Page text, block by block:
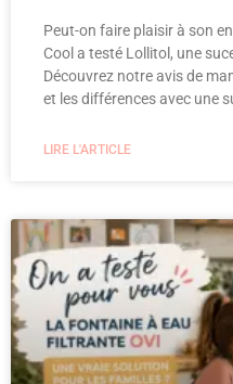
Peut-on faire plaisir à son
Cool a testé Lollitol, une
Découvrez notre avis de
et les différences avec une
LIRE L'ARTICLE